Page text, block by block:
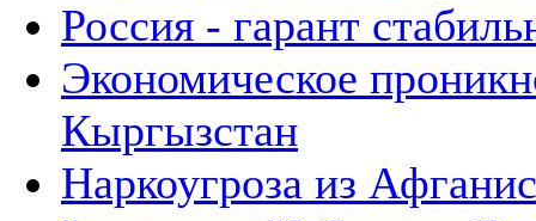
Россия - гарант
Экономическое
Кыргызстан
Наркоугроза из